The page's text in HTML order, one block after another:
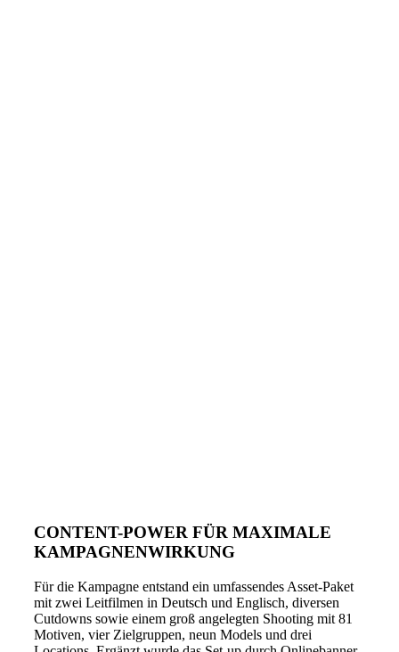
CONTENT-POWER FÜR MAXIMALE
KAMPAGNENWIRKUNG
Für die Kampagne entstand ein umfassendes Asset-Paket
mit zwei Leitfilmen in Deutsch und Englisch, diversen
Cutdowns sowie einem groß angelegten Shooting mit 81
Motiven, vier Zielgruppen, neun Models und drei